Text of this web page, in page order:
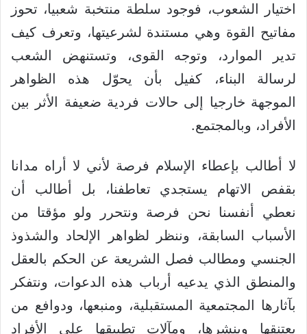
اختيار الشعوب، فوجود سلطة منتخبة شعبيا، تحوز
مفاتيح القوة وهي مستندة لشرعيتها، وتعرف كيف
تدير الموارد، وتوجه القوى، وتستنهض الشعب
لرسالة البناء، كفيل بأن يحوّل هذه الظواهر
الموجهة خارجيا إلى حالات فردية ضعيفة الأثر بين
الأفراد، وبالمجتمع.
لا أطالب بإعطاء الإسلام فرصة لأني لا أراه مدانا
بقفص الاتهام يستجدي تعاطفنا، بل أطالب أن
نعطي أنفسنا نحن فرصة ونتحرر ولو مؤقتا من
الأسباب السابقة، وننظر لظواهر الإلحاد والشذوذ
الجنسي ومطالب فصل الشريعة عن الحكم بالعقل
والمنطق الذي يدعيه أرباب هذه الدعوات، ونتفكر
بآثارها المجتمعية المستقبلية، ومنبعها، ودوافع من
يعتنقها وينشرها، ومآلات تطبيقها على الأفراد